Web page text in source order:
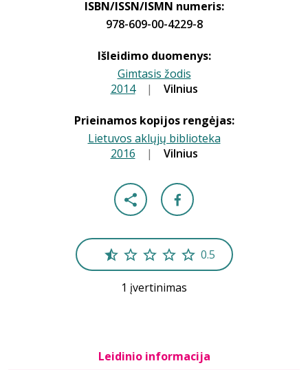
ISBN/ISSN/ISMN numeris:
978-609-00-4229-8
Išleidimo duomenys:
Gimtasis žodis
2014 | Vilnius
Prieinamos kopijos rengėjas:
Lietuvos aklųjų biblioteka
2016 | Vilnius
0.5
1 įvertinimas
Leidinio informacija